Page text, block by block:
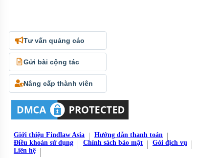
Tư vấn quảng cáo
Gửi bài cộng tác
Nâng cấp thành viên
Giới thiệu Findlaw Asia
Hướng dẫn thanh toán
Điều khoản sử dụng
Chính sách bảo mật
Gói dịch vụ
Liên hệ